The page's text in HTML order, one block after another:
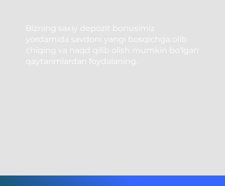
Bizning saxiy depozit bonusimiz
yordamida savdoni yangi bosqichga olib
chiqing va naqd qilib olish mumkin bo‘lgan
qaytarimlardan foydalaning.